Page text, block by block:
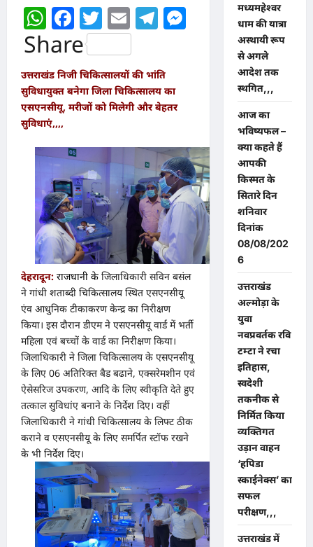
WhatsApp
Facebook
Twitter
EmailTelegram
Messenger
Share
उत्तराखंड निजी चिकित्सालयों की भांति
सुविधायुक्त बनेगा जिला चिकित्सालय का
एसएनसीयू, मरीजों को मिलेगी और बेहतर
सुविधाएं,,,,
देहरादून: राजधानी के जिलाधिकारी सविन बसंल
ने गांधी शताब्दी चिकित्सालय स्थित एसएनसीयू
एंव आधुनिक टीकाकरण केन्द्र का निरीक्षण
किया। इस दौरान डीएम ने एसएनसीयू वार्ड में भर्ती
महिला एवं बच्चों के वार्ड का निरीक्षण किया।
जिलाधिकारी ने जिला चिकित्सालय के एसएनसीयू
के लिए 06 अतिरिक्त बैड बढाने, एक्सरेमशीन एवं
ऐसेसरिज उपकरण, आदि के लिए स्वीकृति देते हुए
तत्काल सुविधांए बनाने के निर्देश दिए। वहीं
जिलाधिकारी ने गांधी चिकित्सालय के लिफ्ट ठीक
कराने व एसएनसीयू के लिए समर्पित स्टॉफ रखने
के भी निर्देश दिए।
मध्यमहेश्वर
धाम की यात्रा
अस्थायी रूप
से अगले
आदेश तक
स्थगित,,,
आज का
भविष्यफल –
क्या कहते हैं
आपकी
किस्मत के
सितारे दिन
शनिवार
दिनांक
08/08/202
6
उत्तराखंड
अल्मोड़ा के
युवा
नवप्रवर्तक रवि
टम्टा ने रचा
इतिहास,
स्वदेशी
तकनीक से
निर्मित किया
व्यक्तिगत
उड़ान वाहन
‘हपिडा
स्काईनेक्स’ का
सफल
परीक्षण,,,
उत्तराखंड में